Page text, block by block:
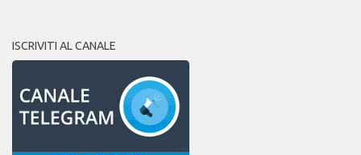
ISCRIVITI AL CANALE